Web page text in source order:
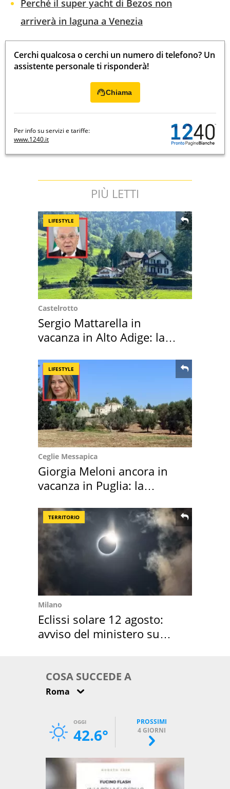
Perché il super yacht di Bezos non
arriverà in laguna a Venezia
Cerchi qualcosa o cerchi un numero di telefono? Un
assistente personale ti risponderà!
Chiama
Per info su servizi e tariffe:
www.1240.it
PIÙ LETTI
LIFESTYLE
Castelrotto
Sergio Mattarella in
vacanza in Alto Adige: la
LIFESTYLE
Ceglie Messapica
Giorgia Meloni ancora in
vacanza in Puglia: la
TERRITORIO
Milano
Eclissi solare 12 agosto:
avviso del ministero su